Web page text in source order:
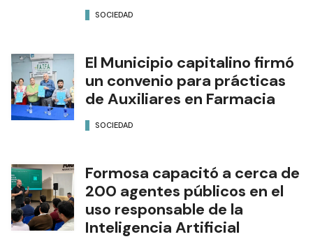
SOCIEDAD
El Municipio capitalino firmó
un convenio para prácticas
de Auxiliares en Farmacia
SOCIEDAD
Formosa capacitó a cerca de
200 agentes públicos en el
uso responsable de la
Inteligencia Artificial